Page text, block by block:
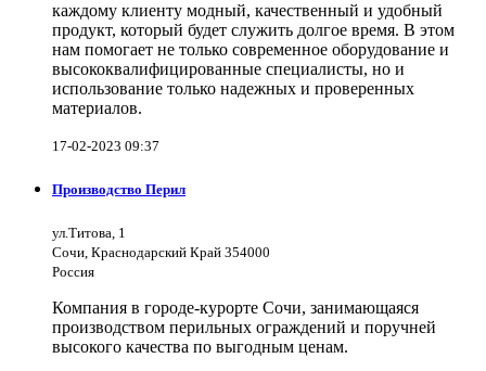
каждому клиенту модный, качественный и удобный
продукт, который будет служить долгое время. В этом
нам помогает не только современное оборудование и
высококвалифицированные специалисты, но и
использование только надежных и проверенных
материалов.
17-02-2023 09:37
Производство Перил
ул.Титова, 1
Сочи, Краснодарский Край 354000
Россия
Компания в городе-курорте Сочи, занимающаяся
производством перильных ограждений и поручней
высокого качества по выгодным ценам.